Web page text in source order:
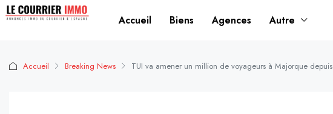
Accueil Biens Agences Autre
Accueil Breaking News TUI va amener un million de voyageurs à Majorque